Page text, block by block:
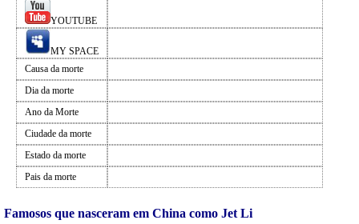
YOUTUBE
MY SPACE
Causa da morte
Dia da morte
Ano da Morte
Ciudade da morte
Estado da morte
Pais da morte
Famosos que nasceram em China como Jet Li